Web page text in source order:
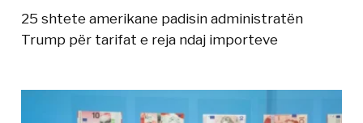
25 shtete amerikane padisin administratën
Trump për tarifat e reja ndaj importeve